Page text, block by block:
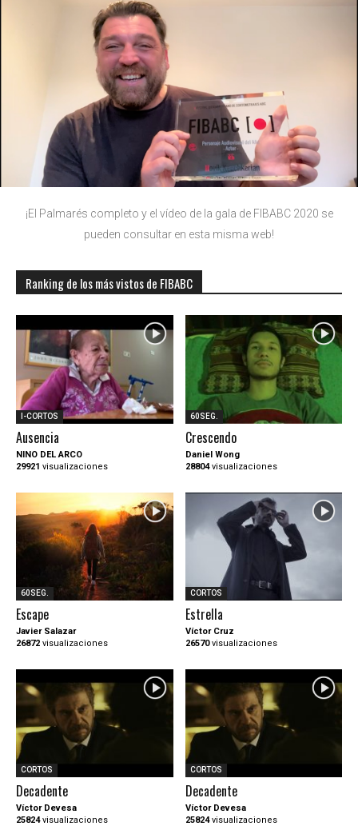
¡El Palmarés completo y el vídeo de la gala de FIBABC 2020 se
pueden consultar en esta misma web!
Ranking de los más vistos de FIBABC
I-CORTOS
Ausencia
NINO DEL ARCO
29921 visualizaciones
60SEG.
Crescendo
Daniel Wong
28804visualizaciones
60SEG.
Escape
Javier Salazar
26872 visualizaciones
CORTOS
Estrella
Víctor Cruz
26570visualizaciones
CORTOS
Decadente
Víctor Devesa
25824visualizaciones
CORTOS
Decadente
Víctor Devesa
25824visualizaciones